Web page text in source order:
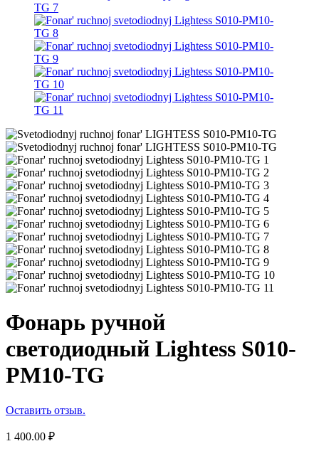
Фонарь ручной
светодиодный Lightess S010-
PM10-TG
Оставить отзыв.
1 400.00 ₽